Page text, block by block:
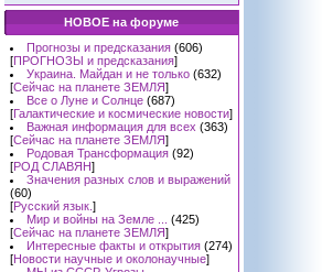
НОВОЕ на форуме
Прогнозы и предсказания (606)
[ПРОГНОЗЫ и предсказания]
Украина. Майдан и не только (632)
[Сейчас на планете ЗЕМЛЯ]
Все о Луне и Солнце (687)
[Галактические и космические новости]
Важная информация для всех (363)
[Сейчас на планете ЗЕМЛЯ]
Родовая Трансформация (92)
[РОД СЛАВЯН]
Значения разных слов и выражений
(60)
[Русский язык. ]
Мир и войны на Земле ...
(425)
[Сейчас на планете ЗЕМЛЯ]
Интересные факты и открытия (274)
[Новости научные и околонаучные]